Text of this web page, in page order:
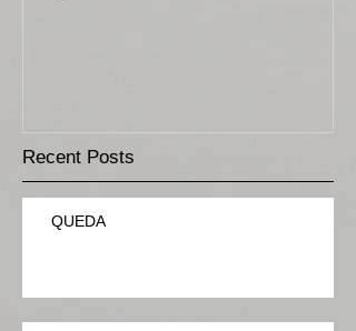
Recent Posts
QUEDA